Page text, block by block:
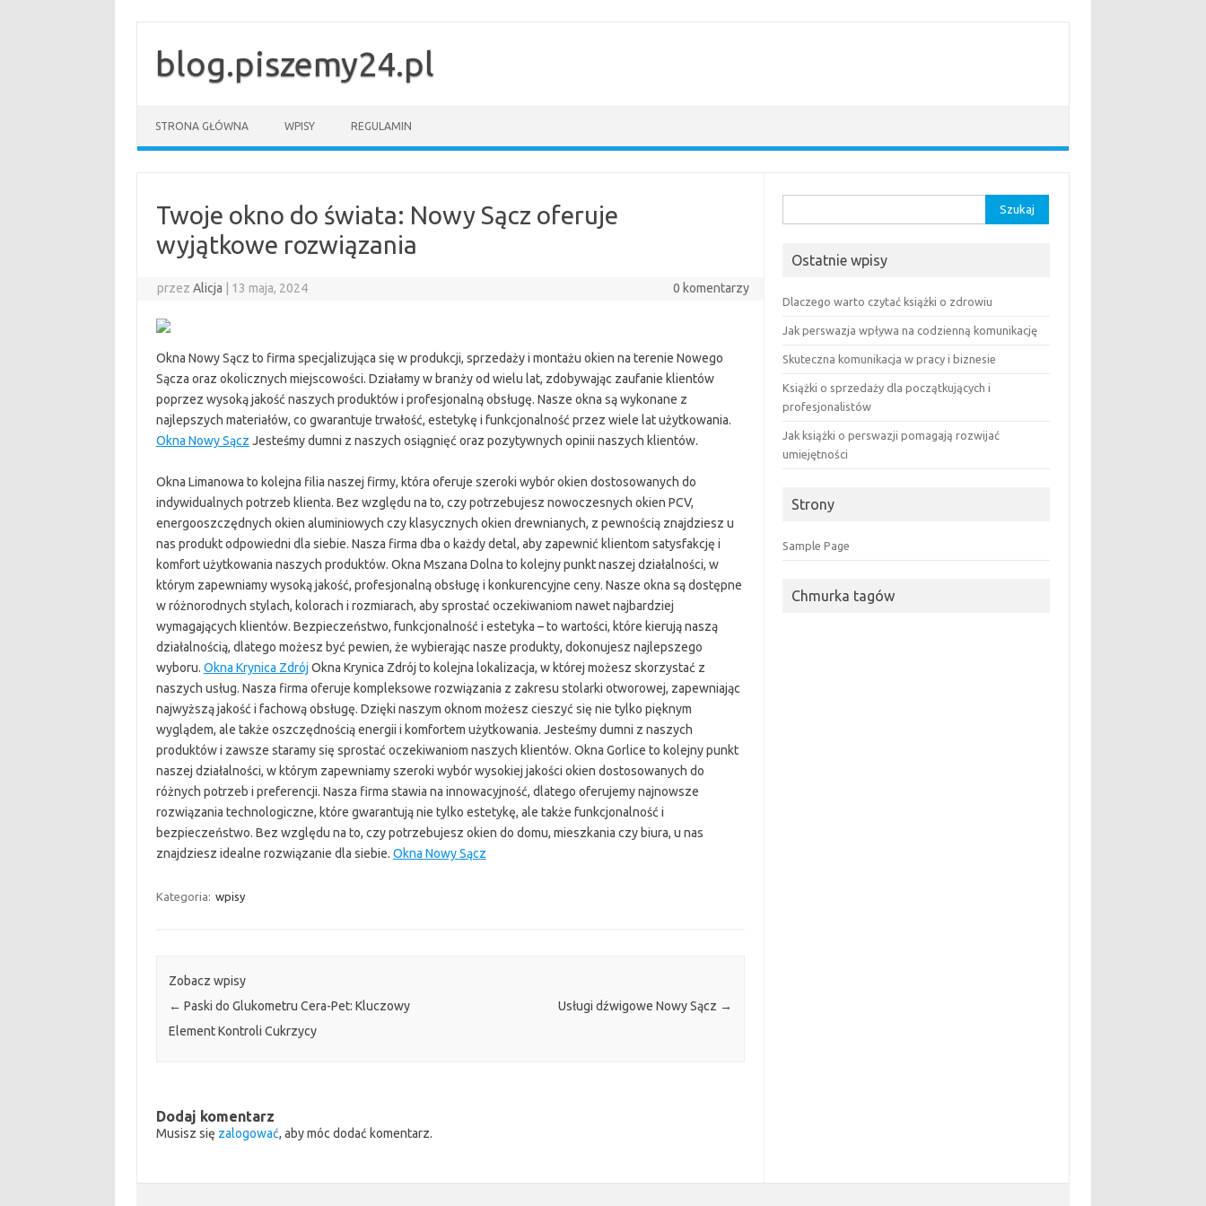
treściblog.piszemy24.pl
STRONA GŁÓWNA WPISY REGULAMIN
Twoje okno do świata: Nowy Sącz oferuje
wyjątkowe rozwiązania
przezAlicja 13 maja, 2024 0 komentarzy
Okna Nowy Sącz to firma specjalizująca się w produkcji, sprzedaży i montażu okien na terenie Nowego
Sącza oraz okolicznych miejscowości. Działamy w branży od wielu lat, zdobywając zaufanie klientów
poprzez wysoką jakość naszych produktów i profesjonalną obsługę. Nasze okna są wykonane z
najlepszych materiałów, co gwarantuje trwałość, estetykę i funkcjonalność przez wiele lat użytkowania.
Okna Nowy Sącz Jesteśmy dumni z naszych osiągnięć oraz pozytywnych opinii naszych klientów.
Okna Limanowa to kolejna filia naszej firmy, która oferuje szeroki wybór okien dostosowanych do
indywidualnych potrzeb klienta. Bez względu na to, czy potrzebujesz nowoczesnych okien PCV,
energooszczędnych okien aluminiowych czy klasycznych okien drewnianych, z pewnością znajdziesz u
nas produkt odpowiedni dla siebie. Nasza firma dba o każdy detal, aby zapewnić klientom satysfakcję i
komfort użytkowania naszych produktów. Okna Mszana Dolna to kolejny punkt naszej działalności, w
którym zapewniamy wysoką jakość, profesjonalną obsługę i konkurencyjne ceny. Nasze okna są dostępne
w różnorodnych stylach, kolorach i rozmiarach, aby sprostać oczekiwaniom nawet najbardziej
wymagających klientów. Bezpieczeństwo, funkcjonalność i estetyka – to wartości, które kierują naszą
działalnością, dlatego możesz być pewien, że wybierając nasze produkty, dokonujesz najlepszego
wyboru. Okna Krynica Zdrój Okna Krynica Zdrój to kolejna lokalizacja, w której możesz skorzystać z
naszych usług. Nasza firma oferuje kompleksowe rozwiązania z zakresu stolarki otworowej, zapewniając
najwyższą jakość i fachową obsługę. Dzięki naszym oknom możesz cieszyć się nie tylko pięknym
wyglądem, ale także oszczędnością energii i komfortem użytkowania. Jesteśmy dumni z naszych
produktów i zawsze staramy się sprostać oczekiwaniom naszych klientów. Okna Gorlice to kolejny punkt
naszej działalności, w którym zapewniamy szeroki wybór wysokiej jakości okien dostosowanych do
różnych potrzeb i preferencji. Nasza firma stawia na innowacyjność, dlatego oferujemy najnowsze
rozwiązania technologiczne, które gwarantują nie tylko estetykę, ale także funkcjonalność i
bezpieczeństwo. Bez względu na to, czy potrzebujesz okien do domu, mieszkania czy biura, u nas
znajdziesz idealne rozwiązanie dla siebie. Okna Nowy Sącz
Kategoria: wpisy
Zobacz wpisy
← Paski do Glukometru Cera-Pet: Kluczowy
Element Kontroli Cukrzycy
Usługi dźwigowe Nowy Sącz →
Dodaj komentarz
Musisz się zalogować, aby móc dodać komentarz.
Ostatnie wpisy
Dlaczego warto czytać książki o zdrowiu
Jak perswazja wpływa na codzienną komunikację
Skuteczna komunikacja w pracy i biznesie
Książki o sprzedaży dla początkujących i
profesjonalistów
Jak książki o perswazji pomagają rozwijać
umiejętności
Strony
Sample Page
Chmurka tagów